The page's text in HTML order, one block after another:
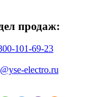
продаж:
101-69-23
electro.ru